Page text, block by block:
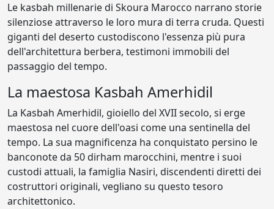
Le kasbah millenarie di Skoura Marocco narrano storie
silenziose attraverso le loro mura di terra cruda. Questi
giganti del deserto custodiscono l'essenza più pura
dell'architettura berbera, testimoni immobili del
passaggio del tempo.
La maestosa Kasbah Amerhidil
La Kasbah Amerhidil, gioiello del XVII secolo, si erge
maestosa nel cuore dell'oasi come una sentinella del
tempo. La sua magnificenza ha conquistato persino le
banconote da 50 dirham marocchini, mentre i suoi
custodi attuali, la famiglia Nasiri, discendenti diretti dei
costruttori originali, vegliano su questo tesoro
architettonico.